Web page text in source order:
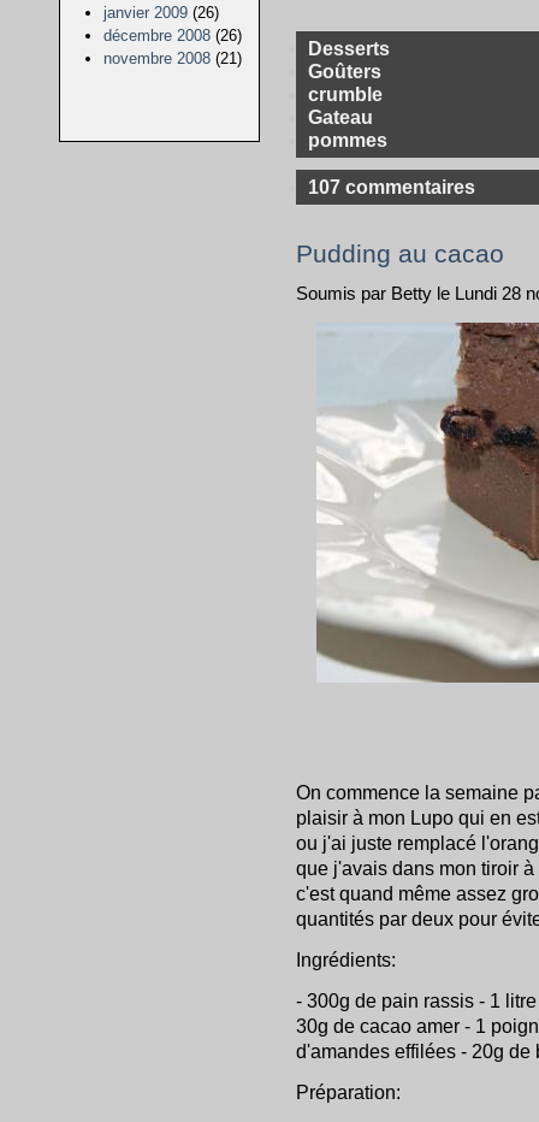
janvier 2009 (26)
décembre 2008 (26)
novembre 2008 (21)
Desserts
Goûters
crumble
Gateau
pommes
107 commentaires
Pudding au cacao
Soumis par Betty le Lundi 28
On commence la semaine
plaisir à mon Lupo qui en
ou j'ai juste remplacé
que j'avais dans mon tiroir
c'est quand même assez
quantités par deux pour
Ingrédients:
- 300g de pain rassis - 1
30g de cacao amer - 1
d'amandes effilées - 20g de
Préparation: